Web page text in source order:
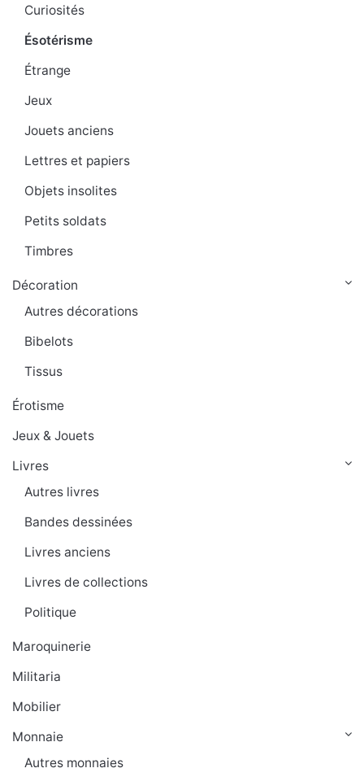
Curiosités
Ésotérisme
Étrange
Jeux
Jouets anciens
Lettres et papiers
Objets insolites
Petits soldats
Timbres
Décoration
Autres décorations
Bibelots
Tissus
Érotisme
Jeux & Jouets
Livres
Autres livres
Bandes dessinées
Livres anciens
Livres de collections
Politique
Maroquinerie
Militaria
Mobilier
Monnaie
Autres monnaies